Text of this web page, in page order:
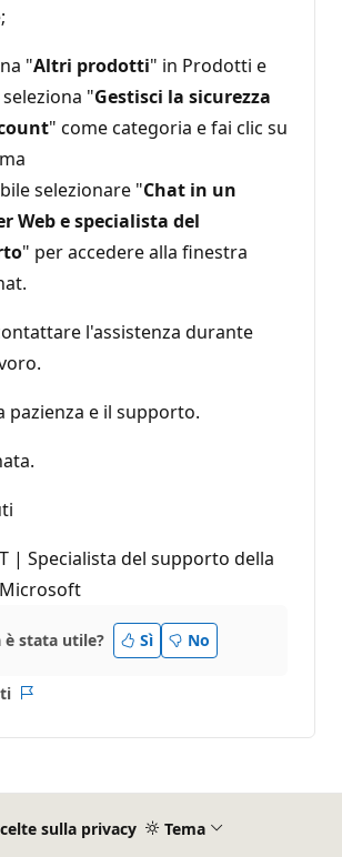
"Altri prodotti" in Prodotti e
"Gestisci la sicurezza
" come categoria e fai clic su
selezionare "Chat in un
Web e specialista del
" per accedere alla finestra
l'assistenza durante
pazienza e il supporto.
| Specialista del supporto della
è stata utile? Sì No
sulla privacy Tema